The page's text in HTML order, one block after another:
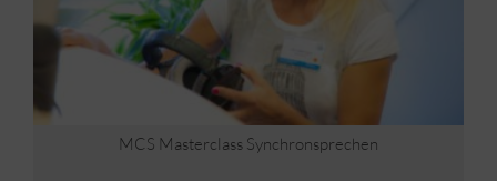
MCS Masterclass Synchronsprechen